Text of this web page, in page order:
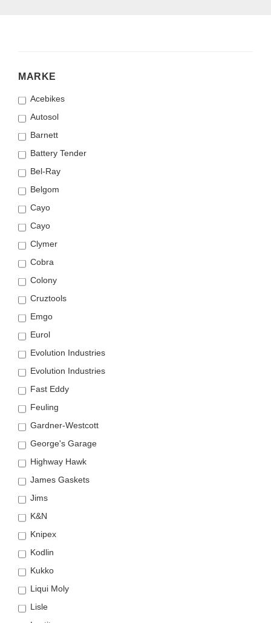
MARKE
MARKE
Acebikes
Autosol
Barnett
Battery Tender
Bel-Ray
Belgom
Cayo
Cayo
Clymer
Cobra
Colony
Cruztools
Emgo
Eurol
Evolution Industries
Evolution Industries
Fast Eddy
Feuling
Gardner-Westcott
George's Garage
Highway Hawk
James Gaskets
Jims
K&N
Knipex
Kodlin
Kukko
Liqui Moly
Lisle